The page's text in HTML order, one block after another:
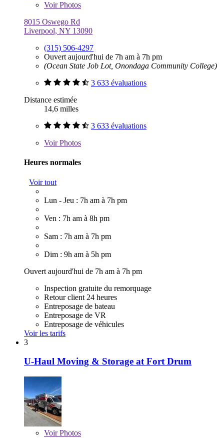
VoirPhotos
8015 Oswego Rd
Liverpool, NY 13090
(315) 506-4297
Ouvert aujourd'hui de 7h am à 7h pm
(Ocean State Job Lot, Onondaga Community College)
3 633 évaluations
Distance estimée
14,6 milles
3 633 évaluations
VoirPhotos
Heures normales
Voir tout
Lun - Jeu : 7h am à 7h pm
Ven : 7h am à 8h pm
Sam : 7h am à 7h pm
Dim : 9h am à 5h pm
Ouvert aujourd'hui de 7h am à 7h pm
Inspection gratuite du remorquage
Retour client 24 heures
Entreposage de bateau
Entreposage de VR
Entreposage de véhicules
Voir les tarifs
3
U-Haul Moving & Storage at Fort Drum
VoirPhotos